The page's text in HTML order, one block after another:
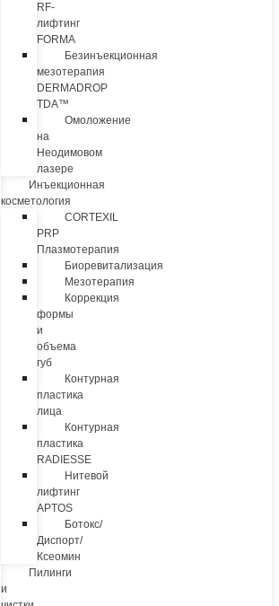
RF-
лифтинг
FORMA
Безинъекционная
мезотерапия
DERMADROP
TDA™
Омоложение
на
Неодимовом
лазере
Инъекционная
косметология
CORTEXIL
PRP
Плазмотерапия
Биоревитализация
Мезотерапия
Коррекция
формы
и
объема
губ
Контурная
пластика
лица
Контурная
пластика
RADIESSE
Нитевой
лифтинг
APTOS
Ботокс/
Диспорт/
Ксеомин
Пилинги
и